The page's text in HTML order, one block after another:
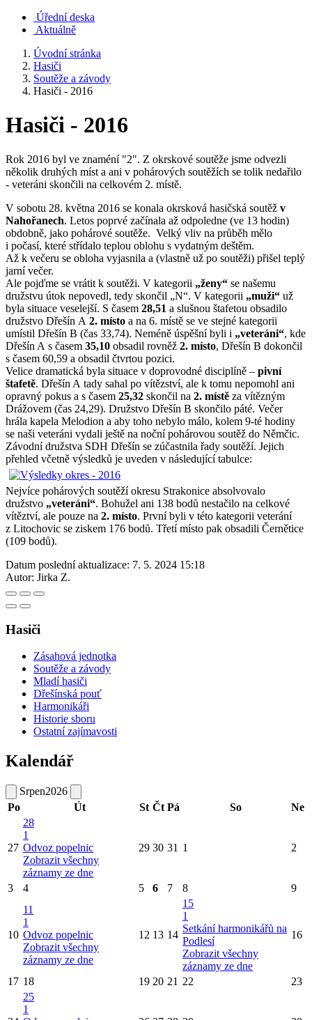
Úřední deska
Aktuálně
Úvodní stránka
Hasiči
Soutěže a závody
Hasiči - 2016
Hasiči - 2016
Rok 2016 byl ve znaméní "2". Z okrskové soutěže jsme odvezli
několik druhých míst a ani v pohárových soutěžích se tolik nedařilo
- veteráni skončili na celkovém 2. místě.
V sobotu 28. května 2016 se konala okrsková hasičská soutěž v
Nahořanech. Letos poprvé začínala až odpoledne (ve 13 hodin)
obdobně, jako pohárové soutěže. Velký vliv na průběh mělo
i počasí, které střídalo teplou oblohu s vydatným deštěm.
Až k večeru se obloha vyjasnila a (vlastně už po soutěži) přišel teplý
jarní večer.
Ale pojďme se vrátit k soutěži. V kategorii „ženy“ se našemu
družstvu útok nepovedl, tedy skončil „N“. V kategorii „muži“ už
byla situace veselejší. S časem 28,51 a slušnou štafetou obsadilo
družstvo Dřešín A 2. místo a na 6. místě se ve stejné kategorii
umístil Dřešín B (čas 33,74). Neméně úspěšní byli i „veteráni“, kde
Dřešín A s časem 35,10 obsadil rovněž 2. místo, Dřešín B dokončil
s časem 60,59 a obsadil čtvrtou pozici.
Velice dramatická byla situace v doprovodné disciplíně – pivní
štafetě. Dřešín A tady sahal po vítězství, ale k tomu nepomohl ani
opravný pokus a s časem 25,32 skončil na 2. místě za vítězným
Drážovem (čas 24,29). Družstvo Dřešín B skončilo páté. Večer
hrála kapela Melodion a aby toho nebylo málo, kolem 9-té hodiny
se naši veteráni vydali ještě na noční pohárovou soutěž do Němčic.
Závodní družstva SDH Dřešín se zúčastnila řady soutěží. Jejich
přehled včetně výsledků je uveden v následující tabulce:
Nejvíce pohárových soutěží okresu Strakonice absolvovalo
družstvo „veteráni“. Bohužel ani 138 bodů nestačilo na celkové
vítěztví, ale pouze na 2. místo. První byli v této kategorii veterání
z Litochovic se ziskem 176 bodů. Třetí místo pak obsadili Černětice
(109 bodů).
Datum poslední aktualizace: 7. 5. 2024 15:18
Autor: Jirka Z.
Hasiči
Zásahová jednotka
Soutěže a závody
Mladí hasiči
Dřešínská pouť
Harmonikáři
Historie sboru
Ostatní zajímavosti
Kalendář
Srpen2026
Po
Út St Čt Pá So Ne
27
28
1
Odvoz popelnic
Zobrazit všechny
záznamy ze dne
29 30 31 1 2
3 4 5 6 7 8 9
10
11
1
Odvoz popelnic
Zobrazit všechny
záznamy ze dne
12 13 14
15
1
Setkání harmonikářů na
Podlesí
Zobrazit všechny
záznamy ze dne
16
17 18 19 20 21 22 23
25
1